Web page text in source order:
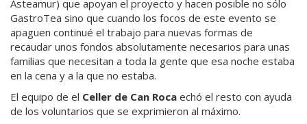
Asteamur) que apoyan el proyecto y hacen posible no sólo
GastroTea sino que cuando los focos de este evento se
apaguen continué el trabajo para nuevas formas de
recaudar unos fondos absolutamente necesarios para unas
familias que necesitan a toda la gente que esa noche estaba
en la cena y a la que no estaba.
El equipo de el Celler de Can Roca echó el resto con ayuda
de los voluntarios que se exprimieron al máximo.